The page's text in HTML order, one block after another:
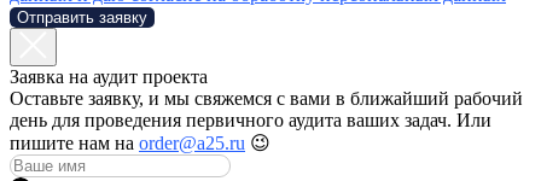
Отправить заявку
Заявка на аудит проекта
Оставьте заявку, и мы свяжемся с вами в ближайший рабочий
день для проведения первичного аудита ваших задач. Или
пишите нам на order@a25.ru 😉